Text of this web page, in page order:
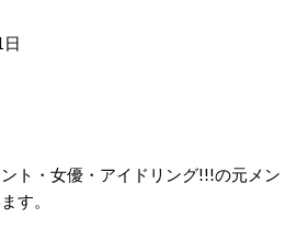
ト・女優・アイドリング!!!の元メン
す。